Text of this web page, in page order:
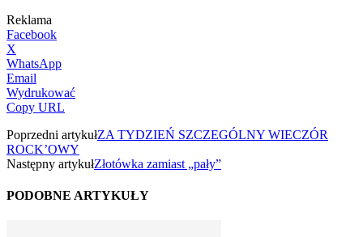
Reklama
Facebook
X
WhatsApp
Email
Wydrukować
Copy URL
Poprzedni artykułZA TYDZIEŃ SZCZEGÓLNY WIECZÓR
ROCK’OWY
Następny artykułZłotówka zamiast „pały”
PODOBNE ARTYKUŁY